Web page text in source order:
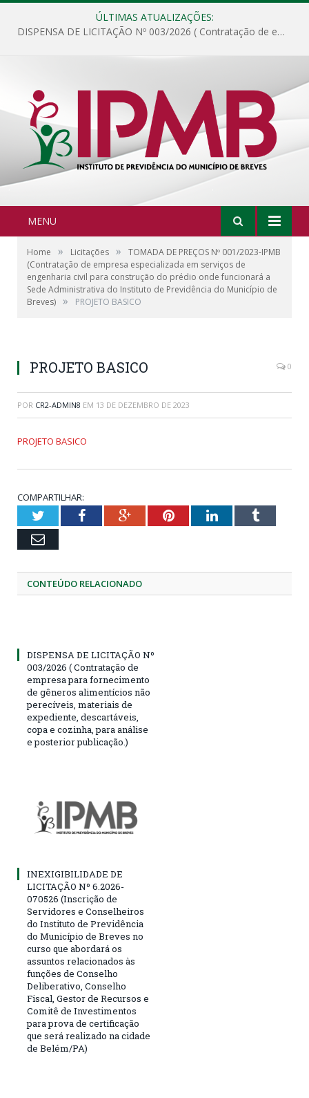
ÚLTIMAS ATUALIZAÇÕES:
DISPENSA DE LICITAÇÃO Nº 003/2026 ( Contratação de empresa para fornecimento de gêneros alimentícios não perecíveis, materiais de expediente, descartáveis, copa e cozinha, para análise e posterior publicação.)
MENU
Home » Licitações »
TOMADA DE PREÇOS Nº 001/2023-IPMB
(Contratação de empresa especializada em serviços de
engenharia civil para construção do prédio onde funcionará a
Sede Administrativa do Instituto de Previdência do Município de
Breves) » PROJETO BASICO
PROJETO BASICO 0
POR CR2-ADMIN8 EM 13 DE DEZEMBRO DE 2023
PROJETO BASICO
COMPARTILHAR:
TwitterFacebookGoogle+PinterestLinkedInTumblr
Email
CONTEÚDO RELACIONADO
DISPENSA DE LICITAÇÃO Nº
003/2026 ( Contratação de
empresa para fornecimento
de gêneros alimentícios não
perecíveis, materiais de
expediente, descartáveis,
copa e cozinha, para análise
e posterior publicação.)
INEXIGIBILIDADE DE
LICITAÇÃO Nº 6.2026-
070526 (Inscrição de
Servidores e Conselheiros
do Instituto de Previdência
do Município de Breves no
curso que abordará os
assuntos relacionados às
funções de Conselho
Deliberativo, Conselho
Fiscal, Gestor de Recursos e
Comitê de Investimentos
para prova de certificação
que será realizado na cidade
de Belém/PA)